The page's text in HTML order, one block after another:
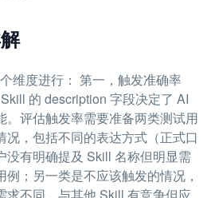
维度进行： 第一，触发准确率
的 description 字段决定了 AI
。评估触发率需要准备两类测试用
况，包括不同的表达方式（正式口
没有明确提及 Skill 名称但明显需
；另一类是不应该触发的情况，